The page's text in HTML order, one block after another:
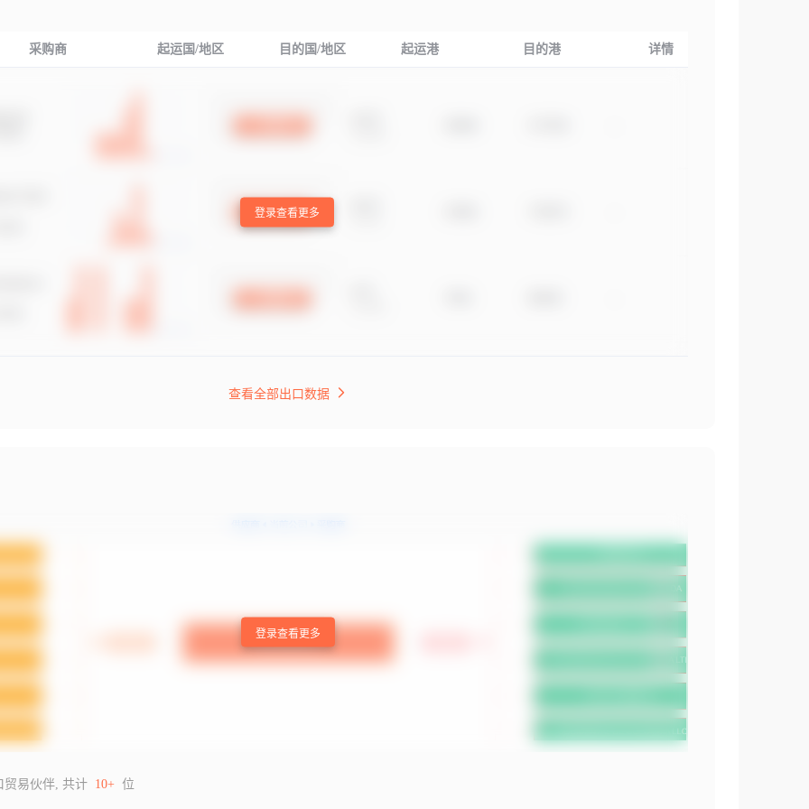
采购商 起运国/地区 目的国/地区 起运港 目的港 详情
登录查看更多
查看全部出口数据
登录查看更多
贸易伙伴, 共计 10+ 位